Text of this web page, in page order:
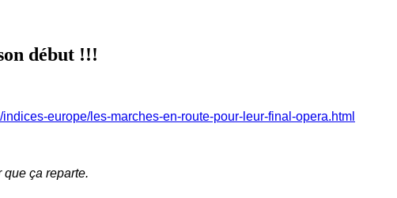
début !!!
europe/les-marches-en-route-pour-leur-final-opera.html
ça reparte.